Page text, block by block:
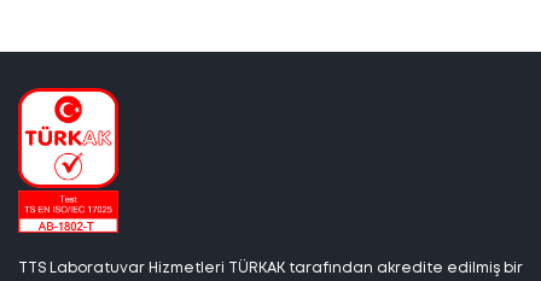
TTS Laboratuvar Hizmetleri TÜRKAK tarafından akredite edilmiş bir